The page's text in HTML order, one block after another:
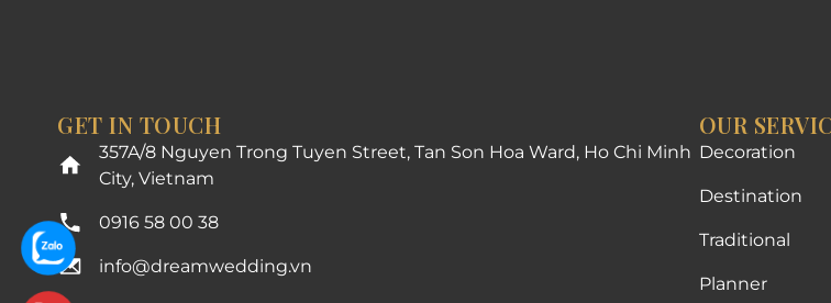
GET IN TOUCH
357A/8 Nguyen Trong Tuyen Street, Tan Son Hoa Ward, Ho Chi Minh
City, Vietnam
0916 58 00 38
info@dreamwedding.vn
OUR
Decoration
Destination
Traditional
Planner